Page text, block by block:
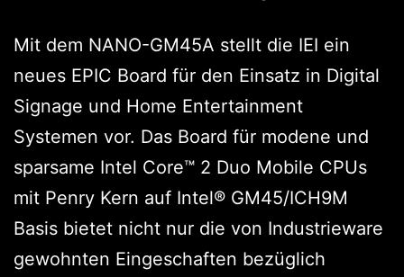
Mit dem NANO-GM45A stellt die IEI ein
neues EPIC Board für den Einsatz in Digital
Signage und Home Entertainment
Systemen vor. Das Board für modene und
sparsame Intel Core™ 2 Duo Mobile CPUs
mit Penry Kern auf Intel® GM45/ICH9M
Basis bietet nicht nur die von Industrieware
gewohnten Eingeschaften bezüglich